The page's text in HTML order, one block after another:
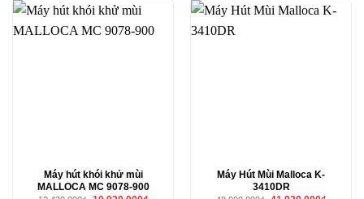
Máy hút khói khử mùi
MALLOCA MC 9078-900
Máy Hút Mùi Malloca K-
3410DR